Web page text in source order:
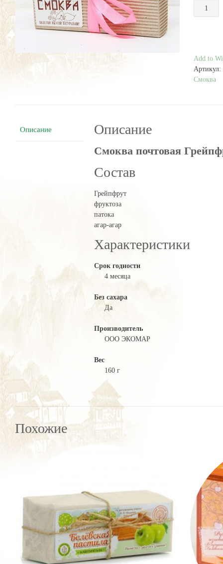
товара
160
г
Add to
Артикул:
Смоква
Описание Описание
Смоква почтовая
Состав
Грейпфрут
фруктоза
патока
агар-агар
Характеристики
Срок годности
4 месяца
Без сахара
Да
Производитель
ООО ЭКОМАР
Вес
160 г
Похожие